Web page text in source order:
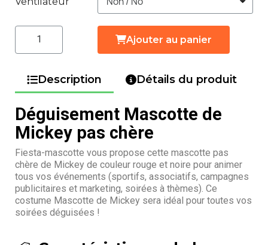
Ajouter au panier
Description Détails du produit
Déguisement Mascotte de
Mickey pas chère
Fiesta-mascotte vous propose cette mascotte pas
chère de Mickey de couleur rouge et noire pour animer
tous vos événements (sportifs, associatifs, campagnes
publicitaires et marketing, soirées à thèmes). Ce
costume Mascotte de Mickey sera idéal pour toutes vos
soirées déguisées !